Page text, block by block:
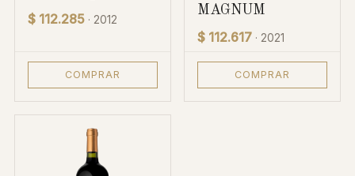
$ 112.285 · 2012
COMPRAR
MAGNUM
$ 112.617 · 2021
COMPRAR